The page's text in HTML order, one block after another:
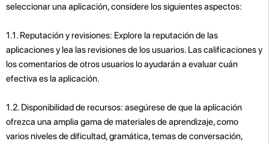
seleccionar una aplicación, considere los siguientes aspectos:
1.1. Reputación y revisiones: Explore la reputación de las
aplicaciones y lea las revisiones de los usuarios. Las calificaciones y
los comentarios de otros usuarios lo ayudarán a evaluar cuán
efectiva es la aplicación.
1.2. Disponibilidad de recursos: asegúrese de que la aplicación
ofrezca una amplia gama de materiales de aprendizaje, como
varios niveles de dificultad, gramática, temas de conversación,